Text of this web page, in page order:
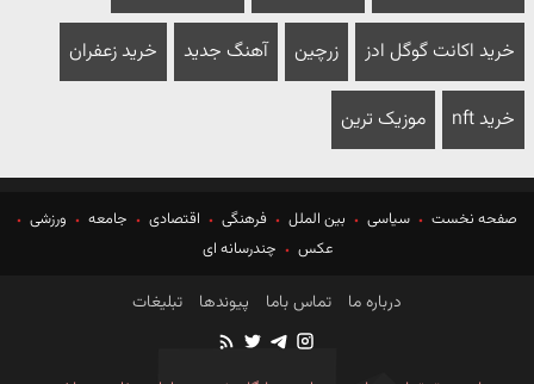
خرید اکانت گوگل ادز زرچین آهنگ جدید خرید زعفران
خرید nft موزیک ترین
صفحه نخست سیاسی بین الملل فرهنگی اقتصادی جامعه
ورزشی
عکس
چندرسانه ای
درباره ما تماس باما پیوندها تبلیغات